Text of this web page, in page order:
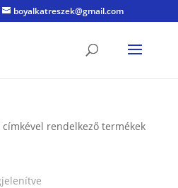
boyalkatreszek@gmail.com
címkével rendelkező termékek
Sorted